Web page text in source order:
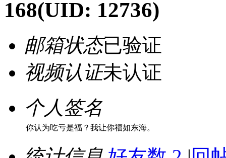
168(UID: 12736)
邮箱状态已验证
视频认证未认证
个人签名
你认为吃亏是福？我让你福如东海。